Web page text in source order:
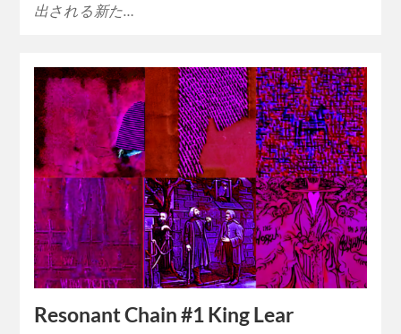
出される新た…
Resonant Chain #1 King Lear